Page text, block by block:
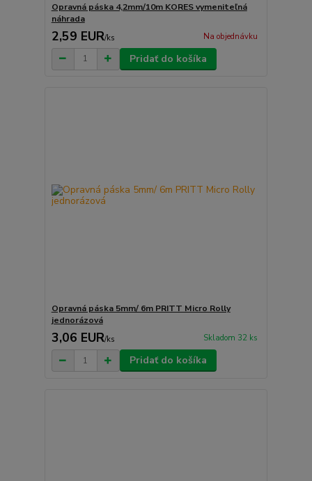
Opravná páska 4,2mm/10m KORES vymeniteľná
náhrada
2,59 EUR/ks Na objednávku
Pridať do košíka
Opravná páska 5mm/ 6m PRITT Micro Rolly
jednorázová
3,06 EUR/ks Skladom 32 ks
Pridať do košíka